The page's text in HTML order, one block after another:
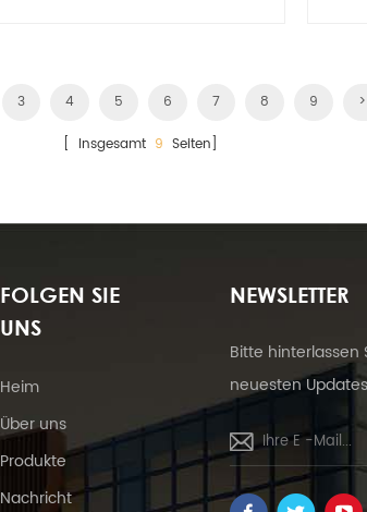
3 4 5 6 7 8 9
[ Insgesamt 9 Seiten]
FOLGEN SIE
UNS
Heim
Über uns
Produkte
Nachricht
NEWSLETTER
Bitte hinterlassen
neuesten